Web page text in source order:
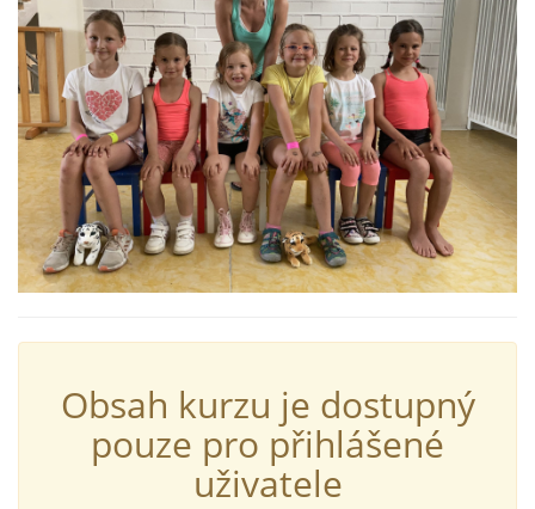
Obsah kurzu je dostupný
pouze pro přihlášené
uživatele